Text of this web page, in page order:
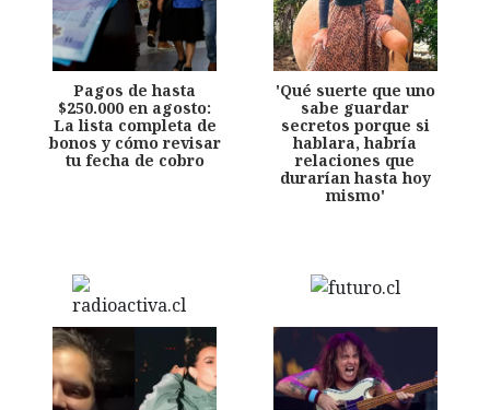
Pagos de hasta
$250.000 en agosto:
La lista completa de
bonos y cómo revisar
tu fecha de cobro
'Qué suerte que uno
sabe guardar
secretos porque si
hablara, habría
relaciones que
durarían hasta hoy
mismo'